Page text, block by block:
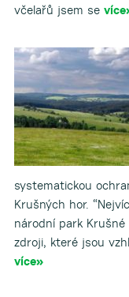
včelařů jsem se
systematickou
Krušných hor.
národní park
zdroji, které jsou
více»